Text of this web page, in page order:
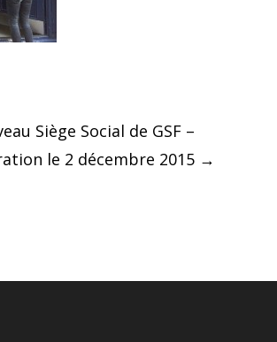
Siège Social de GSF –
le 2 décembre 2015 →